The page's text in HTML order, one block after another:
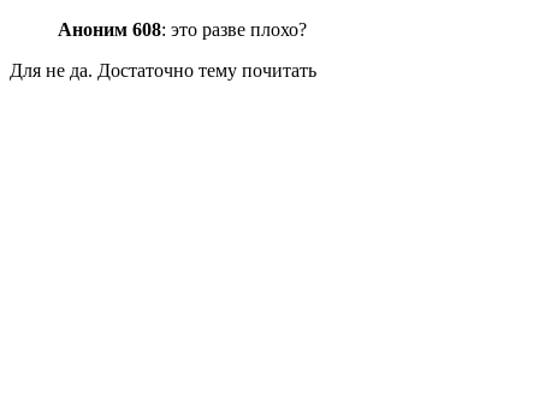
Аноним 608: это разве плохо?
Для не да. Достаточно тему почитать